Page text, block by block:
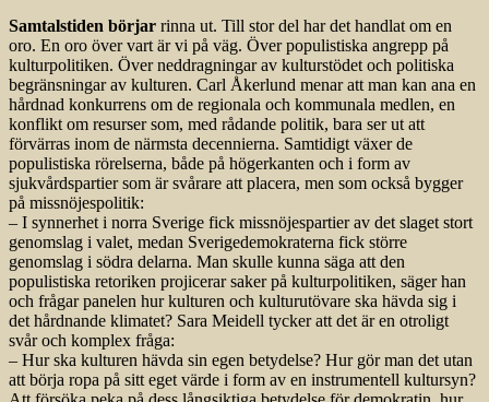
Samtalstiden börjar rinna ut. Till stor del har det handlat om en
oro. En oro över vart är vi på väg. Över populistiska angrepp på
kulturpolitiken. Över neddragningar av kulturstödet och politiska
begränsningar av kulturen. Carl Åkerlund menar att man kan ana en
hårdnad konkurrens om de regionala och kommunala medlen, en
konflikt om resurser som, med rådande politik, bara ser ut att
förvärras inom de närmsta decennierna. Samtidigt växer de
populistiska rörelserna, både på högerkanten och i form av
sjukvårdspartier som är svårare att placera, men som också bygger
på missnöjespolitik:
– I synnerhet i norra Sverige fick missnöjespartier av det slaget stort
genomslag i valet, medan Sverigedemokraterna fick större
genomslag i södra delarna. Man skulle kunna säga att den
populistiska retoriken projicerar saker på kulturpolitiken, säger han
och frågar panelen hur kulturen och kulturutövare ska hävda sig i
det hårdnande klimatet? Sara Meidell tycker att det är en otroligt
svår och komplex fråga:
– Hur ska kulturen hävda sin egen betydelse? Hur gör man det utan
att börja ropa på sitt eget värde i form av en instrumentell kultursyn?